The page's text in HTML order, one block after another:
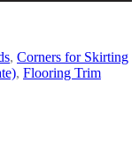
, Corners for Skirting
, Flooring Trim